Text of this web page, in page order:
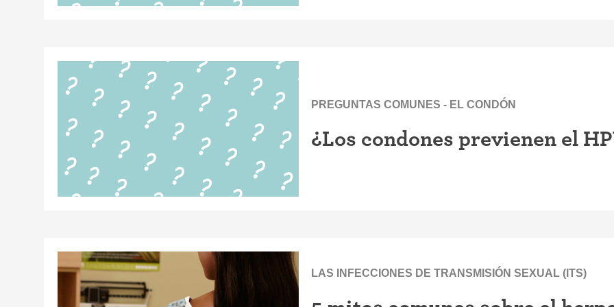
PREGUNTAS COMUNES - EL CONDÓN
¿Los condones previenen el
LAS INFECCIONES DE TRANSMISIÓN SEXUAL (ITS)